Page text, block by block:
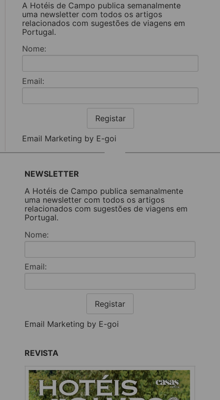
A Hotéis de Campo publica semanalmente
uma newsletter com todos os artigos
relacionados com sugestões de viagens em
Portugal.
Nome:
Email:
Registar
Email Marketing by E-goi
NEWSLETTER
A Hotéis de Campo publica semanalmente
uma newsletter com todos os artigos
relacionados com sugestões de viagens em
Portugal.
Nome:
Email:
Registar
Email Marketing by E-goi
REVISTA